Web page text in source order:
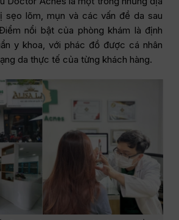
sẹo lõm, mụn và các vấn đề da sau
nổi bật của phòng khám là định
y khoa, với phác đồ được cá nhân
da thực tế của từng khách hàng.